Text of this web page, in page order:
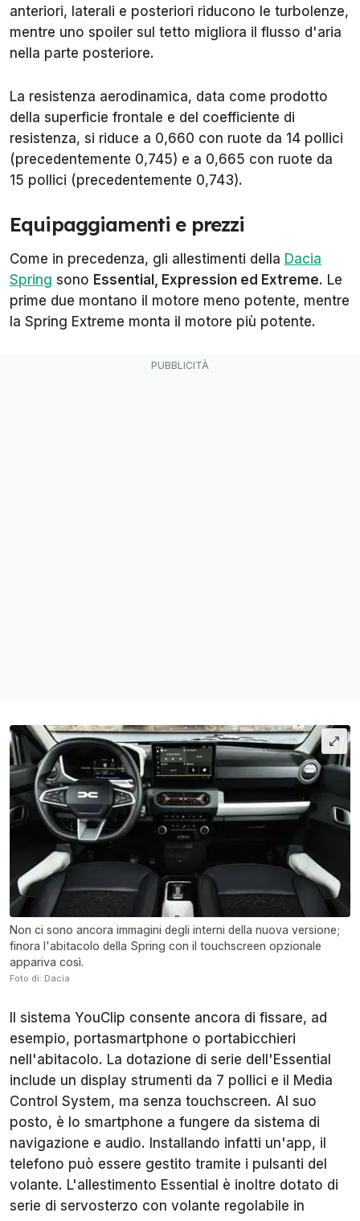
anteriori, laterali e posteriori riducono le turbolenze,
mentre uno spoiler sul tetto migliora il flusso d'aria
nella parte posteriore.
La resistenza aerodinamica, data come prodotto
della superficie frontale e del coefficiente di
resistenza, si riduce a 0,660 con ruote da 14 pollici
(precedentemente 0,745) e a 0,665 con ruote da
15 pollici (precedentemente 0,743).
Equipaggiamenti e prezzi
Come in precedenza, gli allestimenti della Dacia
Spring sono Essential, Expression ed Extreme. Le
prime due montano il motore meno potente, mentre
la Spring Extreme monta il motore più potente.
Non ci sono ancora immagini degli interni della nuova versione;
finora l'abitacolo della Spring con il touchscreen opzionale
appariva così.
Foto di: Dacia
Il sistema YouClip consente ancora di fissare, ad
esempio, portasmartphone o portabicchieri
nell'abitacolo. La dotazione di serie dell'Essential
include un display strumenti da 7 pollici e il Media
Control System, ma senza touchscreen. Al suo
posto, è lo smartphone a fungere da sistema di
navigazione e audio. Installando infatti un'app, il
telefono può essere gestito tramite i pulsanti del
volante. L'allestimento Essential è inoltre dotato di
serie di servosterzo con volante regolabile in